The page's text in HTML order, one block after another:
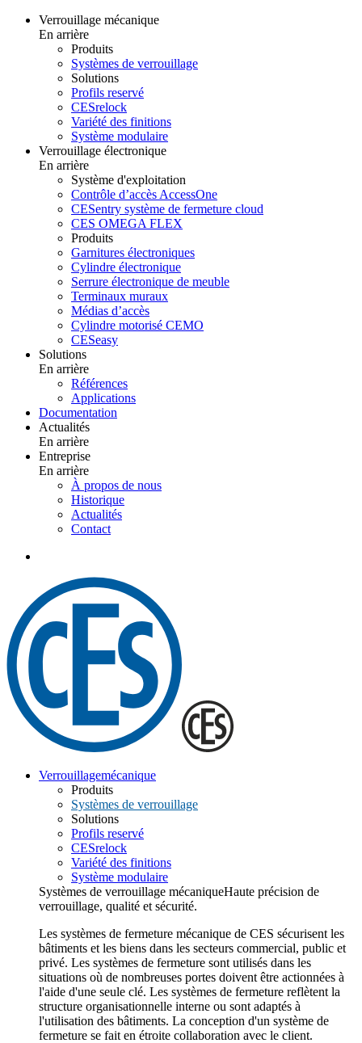
Verrouillage mécanique
En arrière
Produits
Systèmes de verrouillage
Solutions
Profils reservé
CESrelock
Variété des finitions
Système modulaire
Verrouillage électronique
En arrière
Système d'exploitation
Contrôle d’accès AccessOne
CESentry système de fermeture cloud
CES OMEGA FLEX
Produits
Garnitures électroniques
Cylindre électronique
Serrure électronique de meuble
Terminaux muraux
Médias d’accès
Cylindre motorisé CEMO
CESeasy
Solutions
En arrière
Références
Applications
Documentation
Actualités
En arrière
Entreprise
En arrière
À propos de nous
Historique
Actualités
Contact
Verrouillagemécanique
Produits
Systèmes de verrouillage
Solutions
Profils reservé
CESrelock
Variété des finitions
Système modulaire
Systèmes de verrouillage mécaniqueHaute précision de
verrouillage, qualité et sécurité.
Les systèmes de fermeture mécanique de CES sécurisent les
bâtiments et les biens dans les secteurs commercial, public et
privé. Les systèmes de fermeture sont utilisés dans les
situations où de nombreuses portes doivent être actionnées à
l'aide d'une seule clé. Les systèmes de fermeture reflètent la
structure organisationnelle interne ou sont adaptés à
l'utilisation des bâtiments. La conception d'un système de
fermeture se fait en étroite collaboration avec le client.